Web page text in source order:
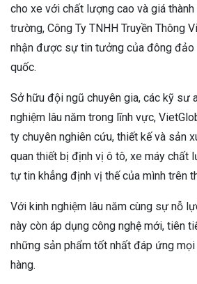
cho xe với chất lượng cao và giá
trường, Công Ty TNHH Truyền Thông
nhận được sự tin tưởng của đông đảo
quốc.
Sở hữu đội ngũ chuyên gia, các kỹ sư
nghiệm lâu năm trong lĩnh vực,
ty chuyên nghiên cứu, thiết kế và sản
quan thiết bị định vị ô tô, xe máy chất
tự tin khẳng định vị thế của mình trên
Với kinh nghiệm lâu năm cùng sự nỗ
này còn áp dụng công nghệ mới, tiên
những sản phẩm tốt nhất đáp ứng
hàng.